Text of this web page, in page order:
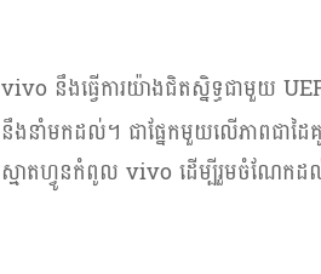
vivo នឹងធ្វើការយ៉ាងជិតស្និទ្ធជាមួយ
នឹងនាំមកដល់។ ជាផ្នែកមួយលើភាពជាដ
ស្មាតហ្វូនកំពូល vivo ដើម្បីរួមចំណែកដ